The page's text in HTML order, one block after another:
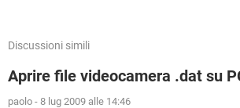
Discussioni simili
Aprire file videocamera .dat su
paolo - 8 lug 2009 alle 14:46